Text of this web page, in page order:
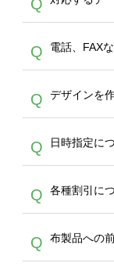
生産
デザ
30
は、
やタ
作
サ
す。
Q
A
ドで
PDF
写
い画
らの
し、
い）
Q 電話、FAX
A
文の
作を
スを
でご
Q デザインを
A
を作
30
バッ
ビス
は
Q 日時指定に
A
ん
メー
者
Q 各種割引に
A
カー
ます
Q 布製品への